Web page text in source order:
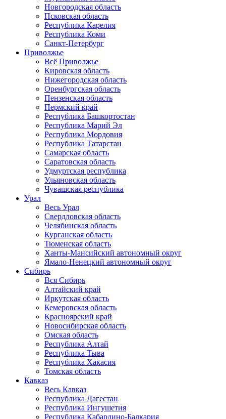
Новгородская область
Псковская область
Республика Карелия
Республика Коми
Санкт-Петербург
Приволжье
Всё Приволжье
Кировская область
Нижегородская область
Оренбургская область
Пензенская область
Пермский край
Республика Башкортостан
Республика Марий Эл
Республика Мордовия
Республика Татарстан
Самарская область
Саратовская область
Удмуртская республика
Ульяновская область
Чувашская республика
Урал
Весь Урал
Свердловская область
Челябинская область
Курганская область
Тюменская область
Ханты-Мансийский автономный округ
Ямало-Ненецкий автономный округ
Сибирь
Вся Сибирь
Алтайский край
Иркутская область
Кемеровская область
Красноярский край
Новосибирская область
Омская область
Республика Алтай
Республика Тыва
Республика Хакасия
Томская область
Кавказ
Весь Кавказ
Республика Дагестан
Республика Ингушетия
Республика Кабардино-Балкария